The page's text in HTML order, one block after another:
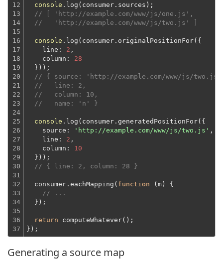
12
13
14
15
16
17
18
19
20
21
22
23
24
25
26
27
28
29
30
31
32
33
34
35
36
37
console .log(consumer.sources);
// [ 'http://example.com/www/js/one.js',
//   'http://example.com/www/js/two.js' ]
console .log(consumer.originalPositionFor({
line : 2 ,
column : 28
  }));
// { source: 'http://example.com/www/js/
//   line: 2,
//   column: 10,
//   name: 'n' }
console .log(consumer.generatedPositionFor({
source : 'http://example.com/www/js/two.js' ,
line : 2 ,
column : 10
  }));
// { line: 2, column: 28 }
  consumer.eachMapping(
function (m) {
// ...
  });
return computeWhatever();
});
Generating a source map